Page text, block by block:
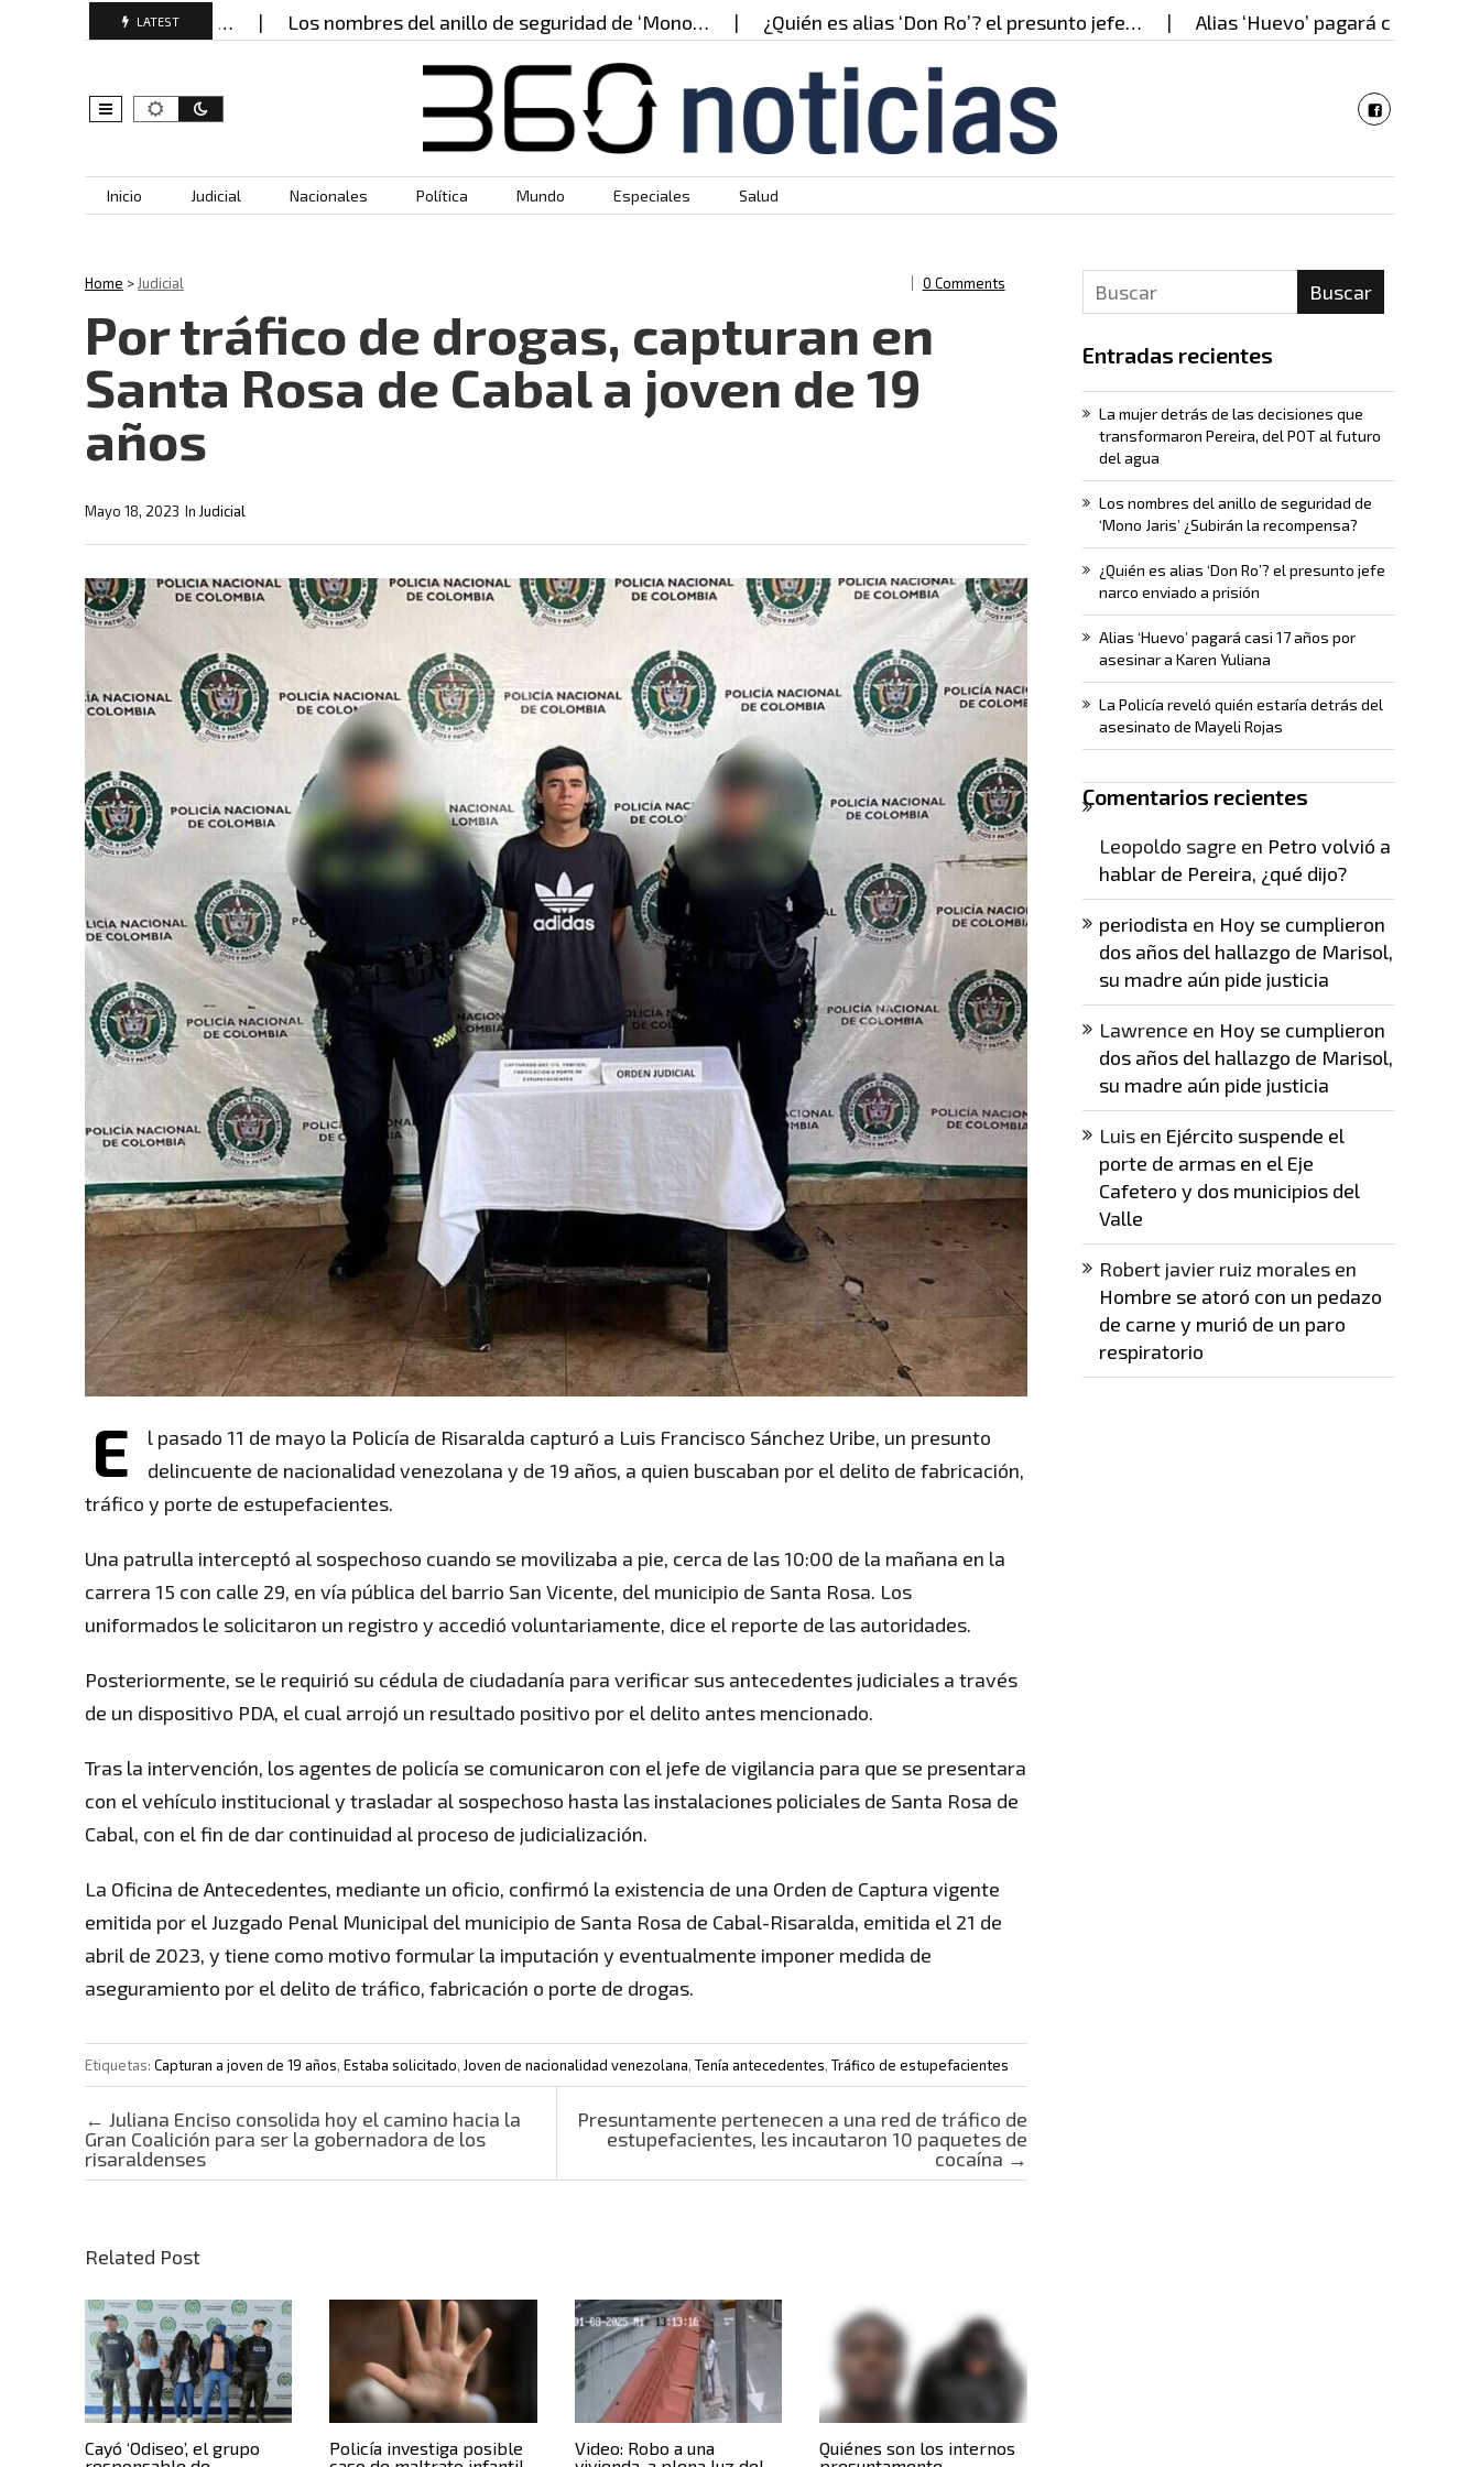
LATEST
transformaron… Los nombres del anillo de seguridad de ‘Mono… ¿Quién es alias ‘Don Ro’? el presunto jefe… Alias ‘Huevo’ pagará casi 17 años por
Skip to content
Inicio Judicial Nacionales Política Mundo Especiales Salud
Home >Judicial 0 Comments
Por tráfico de drogas, capturan en
Santa Rosa de Cabal a joven de 19
años
In Judicial
Mayo 18, 2023
E
l pasado 11 de mayo la Policía de Risaralda capturó a Luis Francisco Sánchez Uribe, un presunto
delincuente de nacionalidad venezolana y de 19 años, a quien buscaban por el delito de fabricación,
tráfico y porte de estupefacientes.
Una patrulla interceptó al sospechoso cuando se movilizaba a pie, cerca de las 10:00 de la mañana en la
carrera 15 con calle 29, en vía pública del barrio San Vicente, del municipio de Santa Rosa. Los
uniformados le solicitaron un registro y accedió voluntariamente, dice el reporte de las autoridades.
Posteriormente, se le requirió su cédula de ciudadanía para verificar sus antecedentes judiciales a través
de un dispositivo PDA, el cual arrojó un resultado positivo por el delito antes mencionado.
Tras la intervención, los agentes de policía se comunicaron con el jefe de vigilancia para que se presentara
con el vehículo institucional y trasladar al sospechoso hasta las instalaciones policiales de Santa Rosa de
Cabal, con el fin de dar continuidad al proceso de judicialización.
La Oficina de Antecedentes, mediante un oficio, confirmó la existencia de una Orden de Captura vigente
emitida por el Juzgado Penal Municipal del municipio de Santa Rosa de Cabal-Risaralda, emitida el 21 de
abril de 2023, y tiene como motivo formular la imputación y eventualmente imponer medida de
aseguramiento por el delito de tráfico, fabricación o porte de drogas.
Etiquetas: Capturan a joven de 19 años, Estaba solicitado, Joven de nacionalidad venezolana, Tenía antecedentes, Tráfico de estupefacientes
Post navigation
← Juliana Enciso consolida hoy el camino hacia la
Gran Coalición para ser la gobernadora de los
risaraldenses
Presuntamente pertenecen a una red de tráfico de
estupefacientes, les incautaron 10 paquetes de
cocaína →
Related Post
Cayó ‘Odiseo’, el grupo
Policía investiga posible
Video: Robo a una
Quiénes son los internos
Buscar
Entradas recientes
La mujer detrás de las decisiones que
transformaron Pereira, del POT al futuro
del agua
Los nombres del anillo de seguridad de
‘Mono Jaris’ ¿Subirán la recompensa?
¿Quién es alias ‘Don Ro’? el presunto jefe
narco enviado a prisión
Alias ‘Huevo’ pagará casi 17 años por
asesinar a Karen Yuliana
La Policía reveló quién estaría detrás del
asesinato de Mayeli Rojas
Comentarios recientes
Leopoldo sagre en Petro volvió a
hablar de Pereira, ¿qué dijo?
periodista en Hoy se cumplieron
dos años del hallazgo de Marisol,
su madre aún pide justicia
Lawrence en Hoy se cumplieron
dos años del hallazgo de Marisol,
su madre aún pide justicia
Luisen Ejército suspende el
porte de armas en el Eje
Cafetero y dos municipios del
Valle
Robert javier ruiz moralesen
Hombre se atoró con un pedazo
de carne y murió de un paro
respiratorio